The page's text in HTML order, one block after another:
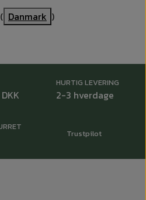
Danmark )
HURTIG LEVERING
2-3 hverdage
Trustpilot